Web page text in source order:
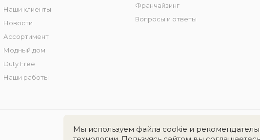
Наши клиенты
Новости
Ассортимент
Модный дом
Duty Free
Наши работы
Франчайзинг
Вопросы и ответы
Мы используем файла cookie и